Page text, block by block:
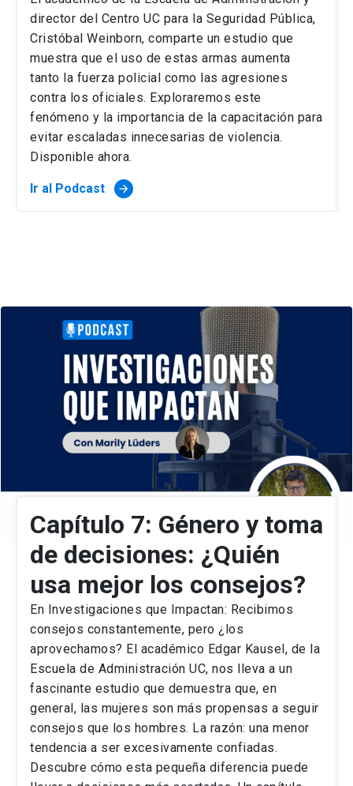
director del Centro UC para la Seguridad Pública,
Cristóbal Weinborn, comparte un estudio que
muestra que el uso de estas armas aumenta
tanto la fuerza policial como las agresiones
contra los oficiales. Exploraremos este
fenómeno y la importancia de la capacitación para
evitar escaladas innecesarias de violencia.
Disponible ahora.
Ir al Podcast arrow_forward
Capítulo 7: Género y toma
de decisiones: ¿Quién
usa mejor los consejos?
En Investigaciones que Impactan: Recibimos
consejos constantemente, pero ¿los
aprovechamos? El académico Edgar Kausel, de la
Escuela de Administración UC, nos lleva a un
fascinante estudio que demuestra que, en
general, las mujeres son más propensas a seguir
consejos que los hombres. La razón: una menor
tendencia a ser excesivamente confiadas.
Descubre cómo esta pequeña diferencia puede